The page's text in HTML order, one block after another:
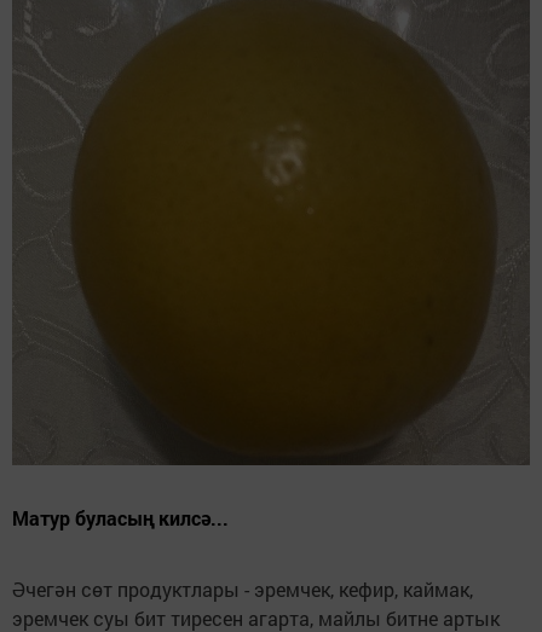
Матур буласың килсә...
Әчегән сөт продуктлары - эремчек, кефир, каймак,
эремчек суы бит тиресен агарта, майлы битне артык